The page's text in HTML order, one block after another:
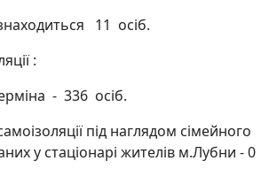
11 осіб.
:
- 336 осіб.
під наглядом сімейного
у стаціонарі жителів м.Лубни - 0